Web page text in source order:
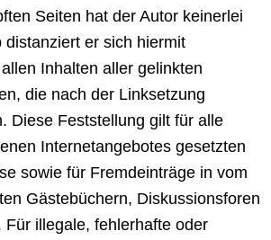
Seiten hat der Autor keinerlei
distanziert er sich hiermit
Inhalten aller gelinkten
die nach der Linksetzung
Diese Feststellung gilt für alle
Internetangebotes gesetzten
sowie für Fremdeinträge in vom
Gästebüchern, Diskussionsforen
Für illegale, fehlerhafte oder